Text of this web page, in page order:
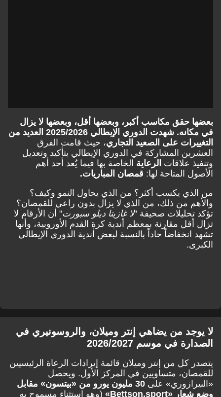
بعضها حقق مكاسب أكبر، وبعضها أقل، وبعضها لا يزال
في مكانه. شهدت الدوري الإيطالي 2025/2026 العديد من
التغييرات على الصعيد التجاري، حيث قامت الفرق
العشرين المشاركة في الدوري الإيطالي بتأكيد وتعديل
وتنفيذ علاقات الرعاية الخاصة بها فيما يُعد أحد أهم
الأصول المتاحة لها: قمصان المباريات.
من الذي يكسب أكثر؟ من الذي يحاول النمو وكيف؟
والأهم من ذلك، من الذي لا يزال بدون راعي للقمصان؟
تؤكد تحليلات صحيفة "لا غازيتا ديلو سبورت" أن الأرقام لا
تزال أقل مقارنة بمعظم أندية كرة القدم الأوروبية، وأنها
تشهد انخفاضاً حاداً بالنسبة لبعض أندية الدوري الإيطالي
الكبرى.
لا يوجد من يضاهي إنتر وميلان، والروسونيري في
الصدارة في موسم 2026/2027
يتصدر كل من إنتر وميلان قائمة إيرادات الرعاة الرئيسيين
للقمصان، متساويين في المركز الأول. ويحصل
«النيرازوري» على
30 مليون يورو من «بيتسون» مقابل
وضع شعار «Bettson.sport»
(وهو استثناء مسموح به